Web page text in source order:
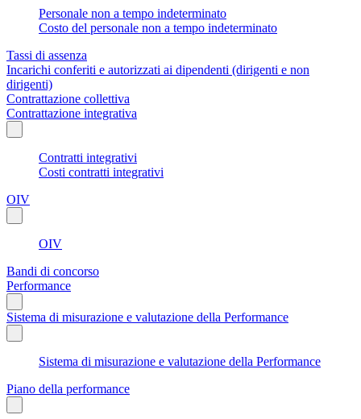
Personale non a tempo indeterminato
Costo del personale non a tempo indeterminato
Tassi di assenza
Incarichi conferiti e autorizzati ai dipendenti (dirigenti e non
dirigenti)
Contrattazione collettiva
Contrattazione integrativa
Contratti integrativi
Costi contratti integrativi
OIV
OIV
Bandi di concorso
Performance
Sistema di misurazione e valutazione della Performance
Sistema di misurazione e valutazione della Performance
Piano della performance